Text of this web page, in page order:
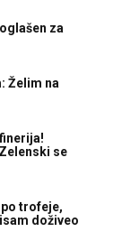
za
Želim na
se
trofeje,
doživeo